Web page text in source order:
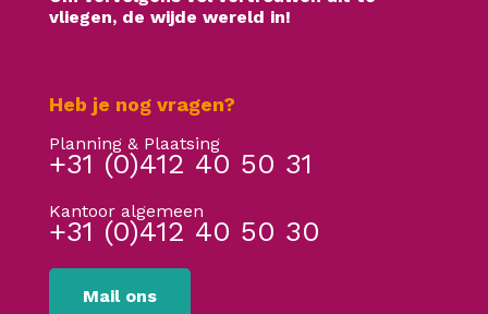
vliegen, de wijde wereld in!
Heb je nog vragen?
Planning & Plaatsing
+31 (0)412 40 50 31
Kantoor algemeen
+31 (0)412 40 50 30
Mail ons